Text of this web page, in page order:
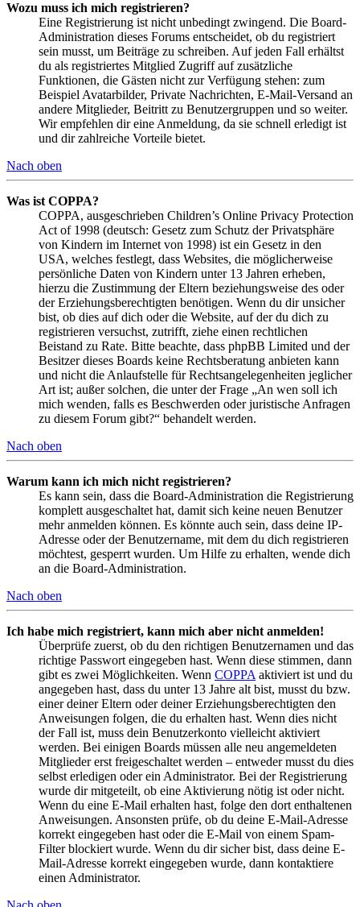
Wozu muss ich mich registrieren?
Eine Registrierung ist nicht unbedingt zwingend. Die Board-
Administration dieses Forums entscheidet, ob du registriert
sein musst, um Beiträge zu schreiben. Auf jeden Fall erhältst
du als registriertes Mitglied Zugriff auf zusätzliche
Funktionen, die Gästen nicht zur Verfügung stehen: zum
Beispiel Avatarbilder, Private Nachrichten, E-Mail-Versand an
andere Mitglieder, Beitritt zu Benutzergruppen und so weiter.
Wir empfehlen dir eine Anmeldung, da sie schnell erledigt ist
und dir zahlreiche Vorteile bietet.
Nach oben
Was ist COPPA?
COPPA, ausgeschrieben Children’s Online Privacy Protection
Act of 1998 (deutsch: Gesetz zum Schutz der Privatsphäre
von Kindern im Internet von 1998) ist ein Gesetz in den
USA, welches festlegt, dass Websites, die möglicherweise
persönliche Daten von Kindern unter 13 Jahren erheben,
hierzu die Zustimmung der Eltern beziehungsweise des oder
der Erziehungsberechtigten benötigen. Wenn du dir unsicher
bist, ob dies auf dich oder die Website, auf der du dich zu
registrieren versuchst, zutrifft, ziehe einen rechtlichen
Beistand zu Rate. Bitte beachte, dass phpBB Limited und der
Besitzer dieses Boards keine Rechtsberatung anbieten kann
und nicht die Anlaufstelle für Rechtsangelegenheiten jeglicher
Art ist; außer solchen, die unter der Frage „An wen soll ich
mich wenden, falls es Beschwerden oder juristische Anfragen
zu diesem Forum gibt?“ behandelt werden.
Nach oben
Warum kann ich mich nicht registrieren?
Es kann sein, dass die Board-Administration die Registrierung
komplett ausgeschaltet hat, damit sich keine neuen Benutzer
mehr anmelden können. Es könnte auch sein, dass deine IP-
Adresse oder der Benutzername, mit dem du dich registrieren
möchtest, gesperrt wurden. Um Hilfe zu erhalten, wende dich
an die Board-Administration.
Nach oben
Ich habe mich registriert, kann mich aber nicht anmelden!
Überprüfe zuerst, ob du den richtigen Benutzernamen und das
richtige Passwort eingegeben hast. Wenn diese stimmen, dann
gibt es zwei Möglichkeiten. Wenn COPPA aktiviert ist und du
angegeben hast, dass du unter 13 Jahre alt bist, musst du bzw.
einer deiner Eltern oder deiner Erziehungsberechtigten den
Anweisungen folgen, die du erhalten hast. Wenn dies nicht
der Fall ist, muss dein Benutzerkonto vielleicht aktiviert
werden. Bei einigen Boards müssen alle neu angemeldeten
Mitglieder erst freigeschaltet werden – entweder musst du dies
selbst erledigen oder ein Administrator. Bei der Registrierung
wurde dir mitgeteilt, ob eine Aktivierung nötig ist oder nicht.
Wenn du eine E-Mail erhalten hast, folge den dort enthaltenen
Anweisungen. Ansonsten prüfe, ob du deine E-Mail-Adresse
korrekt eingegeben hast oder die E-Mail von einem Spam-
Filter blockiert wurde. Wenn du dir sicher bist, dass deine E-
Mail-Adresse korrekt eingegeben wurde, dann kontaktiere
einen Administrator.